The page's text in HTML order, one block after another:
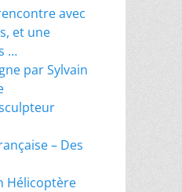
avec
et une
…
par Sylvain
– Des
Hélicoptère